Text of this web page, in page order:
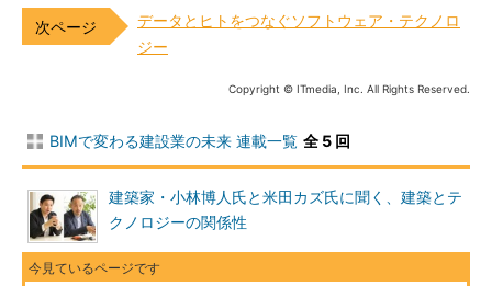
データとヒトをつなぐソフトウェア・テクノロ
ジー
Copyright © ITmedia, Inc. All Rights Reserved.
BIMで変わる建設業の未来 連載一覧 全 5 回
建築家・小林博人氏と米田カズ氏に聞く、建築とテ
クノロジーの関係性